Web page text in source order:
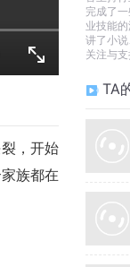
，开始
族都在
完成了
业技能
讲了小
关注与支
TA